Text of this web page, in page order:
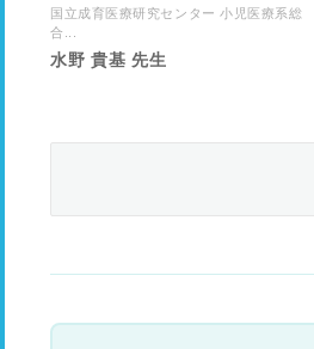
国立成育医療研究センター 小児医療系総
合...
水野 貴基 先生